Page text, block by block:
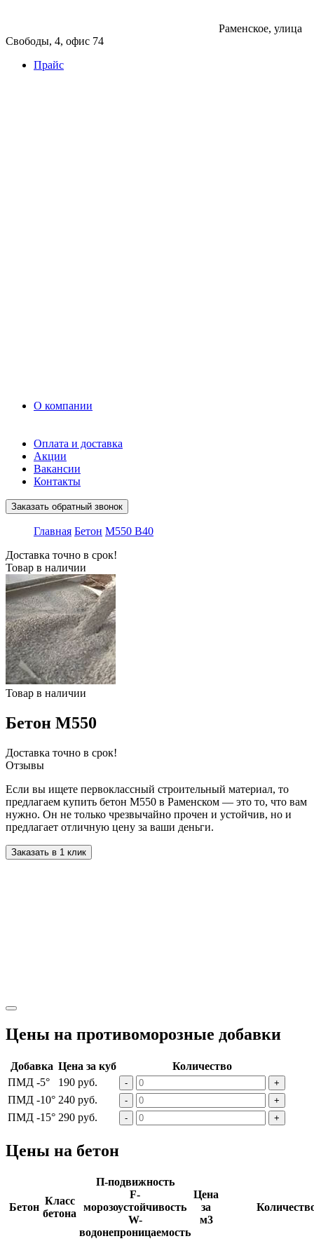
Раменское, улица
Свободы, 4, офис 74
Прайс
О компании
Оплата и доставка
Акции
Вакансии
Контакты
Заказать обратный звонок
Главная Бетон М550 В40
Доставка точно в срок!
Товар в наличии
Товар в наличии
Бетон М550
Доставка точно в срок!
Отзывы
Если вы ищете первоклассный строительный материал, то
предлагаем купить бетон М550 в Раменском — это то, что вам
нужно. Он не только чрезвычайно прочен и устойчив, но и
предлагает отличную цену за ваши деньги.
Заказать в 1 клик
Цены на противоморозные добавки
Добавка Цена за куб
Количество
ПМД -5°
190 руб. - +
ПМД -10° 240 руб. - +
ПМД -15° 290 руб. - +
Цены на бетон
Бетон
Класс
бетона
П-подвижность
F-
морозоустойчивость
W-
водонепроницаемость
Цена
за
м3